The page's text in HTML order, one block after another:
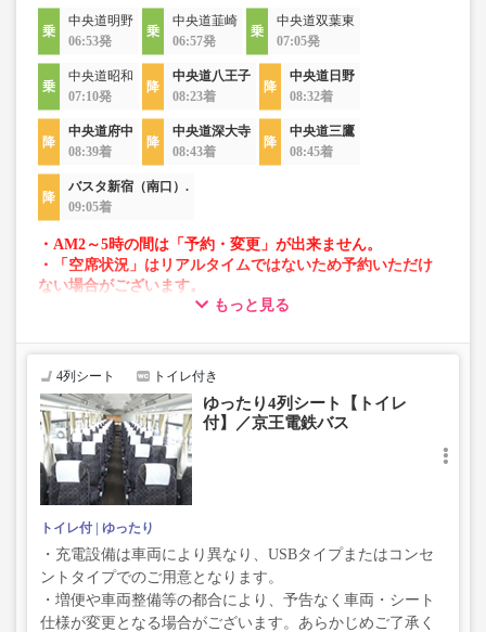
中央道明野
06:53発
中央道韮崎
06:57発
中央道双葉東
07:05発
中央道昭和
07:10発
中央道八王子
08:23着
中央道日野
08:32着
中央道府中
08:39着
中央道深大寺
08:43着
中央道三鷹
08:45着
バスタ新宿（南口）.
09:05着
・AM2～5時の間は「予約・変更」が出来ません。
・「空席状況」はリアルタイムではないため予約いただけ
ない場合がございます。
・車両は予告なく変更となる場合がございます。これに伴
で、あらかじめご了承ください。
もっと見る
4列シート トイレ付き
ゆったり4列シート【トイレ
付】／京王電鉄バス
トイレ付 ゆったり
・充電設備は車両により異なり、USBタイプまたはコンセ
ントタイプでのご用意となります。
・増便や車両整備等の都合により、予告なく車両・シート
仕様が変更となる場合がございます。あらかじめご了承く